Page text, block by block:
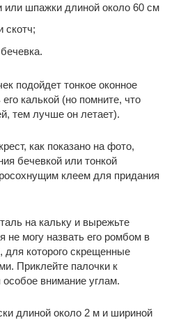
или шпажки длиной около 60 см
скотч;
подойдет тонкое оконное
калькой (но помните, что
тем лучше он летает).
как показано на фото,
бечевкой или тонкой
клеем для придания
на кальку и вырежьте
не могу назвать его ромбом в
которого скрещенные
Приклейте палочки к
внимание углам.
длиной около 2 м и шириной